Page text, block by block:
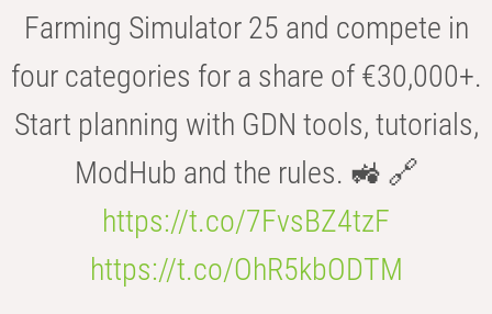
Farming Simulator 25 and compete in
four categories for a share of €30,000+.
Start planning with GDN tools, tutorials,
ModHub and the rules. 🚜 🔗
https://t.co/7FvsBZ4tzF
https://t.co/OhR5kbODTM